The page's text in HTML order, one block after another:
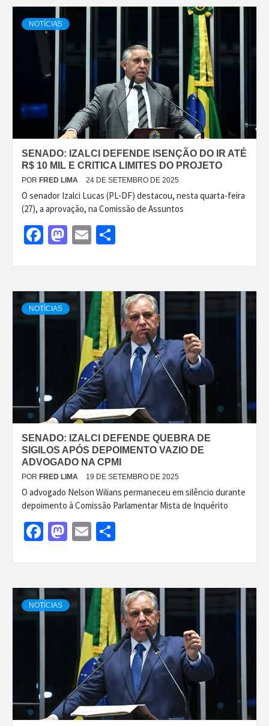
NOTÍCIAS
SENADO: IZALCI DEFENDE ISENÇÃO DO IR ATÉ
R$ 10 MIL E CRITICA LIMITES DO PROJETO
POR FRED LIMA 24 DE SETEMBRO DE 2025
O senador Izalci Lucas (PL-DF) destacou, nesta quarta-feira
(27), a aprovação, na Comissão de Assuntos
Facebook
Mastodon
Email
NOTÍCIAS
SENADO: IZALCI DEFENDE QUEBRA DE
SIGILOS APÓS DEPOIMENTO VAZIO DE
ADVOGADO NA CPMI
POR FRED LIMA 19 DE SETEMBRO DE 2025
O advogado Nelson Wilians permaneceu em silêncio durante
depoimento à Comissão Parlamentar Mista de Inquérito
Facebook
Mastodon
Email
NOTÍCIAS